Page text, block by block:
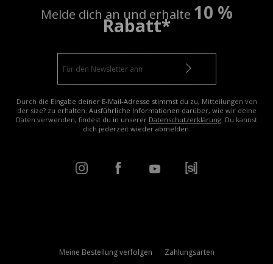
Melde dich an und erhalte 10 %
Rabatt*
Durch die Eingabe deiner E-Mail-Adresse stimmst du zu, Mitteilungen von
der size? zu erhalten. Ausführliche Informationen darüber, wie wir deine
Daten verwenden, findest du in unserer Datenschutzerklärung. Du kannst
dich jederzeit wieder abmelden.
Meine Bestellung verfolgen
Zahlungsarten